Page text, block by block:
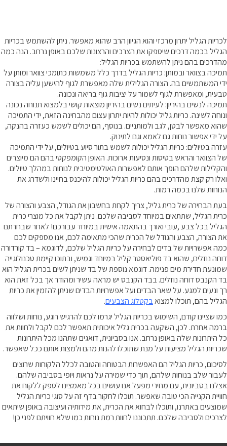
לכריות הגליל יתרון מרכזי והוא הגיוון הרב שהוא מאפשר. ניתן להשתמש בכריות
הגליל בכמה דרכים שיספקו את הצרכים והרצונות שלכם באופן נרחב. הנה כמה
מהדרכים בהם ניתן להשתמש בכריות הגליל:
תמיכה בצוואר ובמותן: כריות הגליל בדרך כלל משמשות כתומכי צוואר ומותן על
ידי המשתמשים בה. הצורה הגלילית שלה מאפשרת לגוף להישען עליה בצורה
טבעית, ומאפשרת לגוף לשמור על יציבות גוף בריאה ונכונה.
תמיכה לנשים בהיריון: לעיתים נשים בהיריון מוצאות קושי בלמצוא תנוחה נכונה
ונוחה לשינה. כריות גליל יכולות להיות יתרון עצום מהבחינה הזאת, ידי התמיכה
שהוא מאפשר לבטן, לגב ולמותניים. בנוסף, הם יכולים לשמש כעזרה בהנקה,
על ידי אפשור נוחות גם לאמא וגם לתינוק.
עזרה בטיולים: כריות הגליל יכולות לשמש בתור סיוע בטיולים, על ידי התמיכה
של הצוואר והראש בטיסות ונסיעות ארוכות. האופן הקומפקטי בהם הם מיוצרים
והקלילות שלהם הופך אותם לאפשרות האולטימטיבית לנוחות במהלך טיולים.
ואלו רק קצת מהדרכים בהם כריות הגליל יכולות להיכנס בחיינו ולשדרג את
הנוחות שלנו בכמה רמות.
בעת הבחירה של כרית גליל, צריך לקחת בחשבון את הגודל, הצבע והצורה של
כרית הגליל, שתתאים במיוחד לסביבה שלכם. ניתן לקבל את כל מוצרי כרית
הגליל בכל צבע ,עובי ואורך בהתאמה אישית במיוחד עבורכם! לאחר שבחרתם
את הצורה, הצבע והגודל של הכרית שהכי מתאימה לכם, אנו מספקים לכם
כמה אפשרויות של בדים לבחירה על כריות הגליל שלכם, לדוגמא – בד קורדורה
דוחה נוזלים, שהוא בד פוליאסטר קליל במיוחד וגמיש, ובתוכו קיימת טכנולוגייה
שמונעת חדירת מים פנימה. דוגמא נוספת של בד שניתן לשים בכרית הגליל הוא
בד הקנבס דוחה נוזלים. בבד הקנבס יש מראה עשיר ומהודר אך בכל זאת הוא
רך ונעים למגע. על שאר הבדים ועל אפשרויות הבדים שניתן להזמין את כריות
הגליל בהם, תוכלו למצואבקטלוג הצבעים.
כמו שציינו קודם, השימוש בכריות הגליל יגרמו לכם להרגיש רוגע, נוחות ושלווה
ברמה אחרת. לכן, השקעה בכרית גליל איכותית תאפשר לכם לקבל ולחוות את
כל היתרונות שלה באופן נרחב. אנו בסביונית, דואגים שתהנו מכל היתרונות
שכריות הגליל מציעות על מנת שתוכלו להנות מהם ולמצות אותם ככל שאפשר.
לסיכום, כריות הגליל הם האפשרות הבטוחה והטובה לכלל הלקוחות שרוצים
לעבור שלב בנוחות שלהם, תוך כדי שמירה על נראות ויופי בסביבה שלהם.
אצלנו בסביונית, עם מחירי מפעל אנו עושים בכל מאמצינו לספק ללקוח את
חוויית הקנייה הכי טובה שאפשר. תוכלו לחקור בדף זה על סוגי כריות הגליל
שמוצעים באתרנו, ותוכלו לבחוא את הכרית, את מידותיה ועיצובה באופן שיתאים
לצרכים ולסביבה שלכם. תתכוננו לחוות רמת נוחות כמו שלא חוויתם לפני כן!